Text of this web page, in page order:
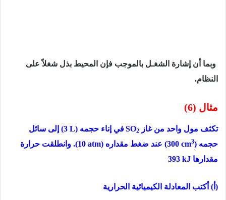
وبما أن إشارة الشغـل بالموجب فإن المحیط بذل شغلاً على
النظام.
مثال (6)
تكثف مول واحد من غاز SO2 في إناء حجمه (3 L) إلى سائل
حجمه
(300 cm3) عند ضغط مقداره (10 atm). وانطلقت حرارة
مقدارها 393 kJ
(أ) أكتب المعادلة الكیمیائیة الحراریة